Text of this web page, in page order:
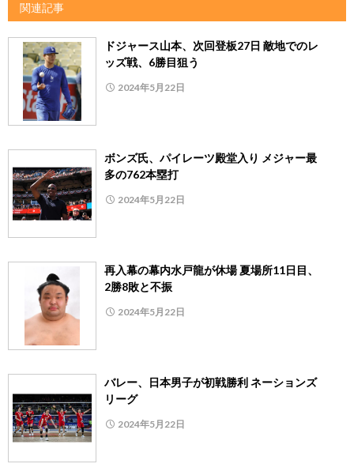
関連記事
ドジャース山本、次回登板27日 敵地でのレ
ッズ戦、6勝目狙う
2024年5月22日
ボンズ氏、パイレーツ殿堂入り メジャー最
多の762本塁打
2024年5月22日
再入幕の幕内水戸龍が休場 夏場所11日目、
2勝8敗と不振
2024年5月22日
バレー、日本男子が初戦勝利 ネーションズ
リーグ
2024年5月22日